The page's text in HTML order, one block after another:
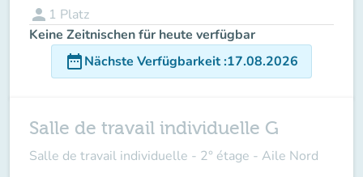
person 1 Platz
Keine Zeitnischen für heute verfügbar
date_rangeNächste Verfügbarkeit:17.08.2026
Salle de travail individuelle G
Salle de travail individuelle - 2° étage - Aile Nord